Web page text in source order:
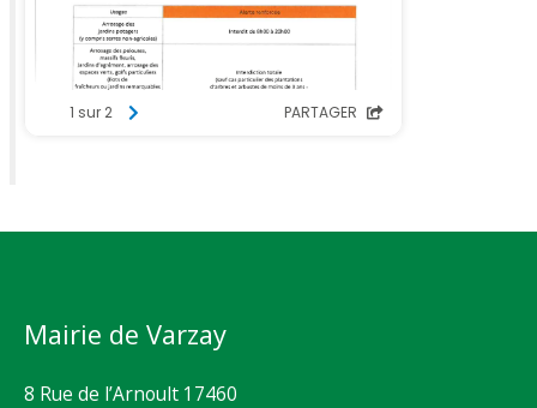
Mairie de Varzay
8 Rue de l’Arnoult 17460